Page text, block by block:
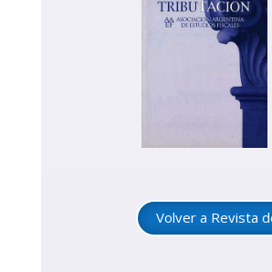
Volver a Revista